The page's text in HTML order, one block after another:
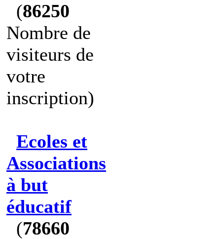
(86250
Nombre de
visiteurs de
votre
inscription)
Ecoles et
Associations
à but
éducatif
(78660